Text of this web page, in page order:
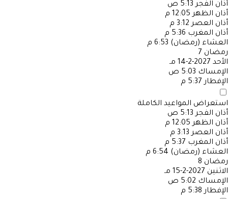
أذان الفجر 5:13 ص
أذان الظهر 12:05 م
أذان العصر 3:12 م
أذان المغرب 5:36 م
العشاء (رمضان) 6:53 م
رمضان 7
الأحد 2027-2-14 مـ
الإمساك 5:03 ص
الإفطار 5:37 م
استعراض المواعيد الكاملة
أذان الفجر 5:13 ص
أذان الظهر 12:05 م
أذان العصر 3:13 م
أذان المغرب 5:37 م
العشاء (رمضان) 6:54 م
رمضان 8
الاثنين 2027-2-15 مـ
الإمساك 5:02 ص
الإفطار 5:38 م